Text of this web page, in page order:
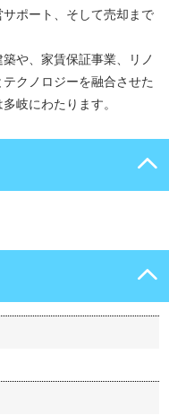
ポート、そして売却まで
や、家賃保証事業、リノ
クノロジーを融合させた
岐にわたります。